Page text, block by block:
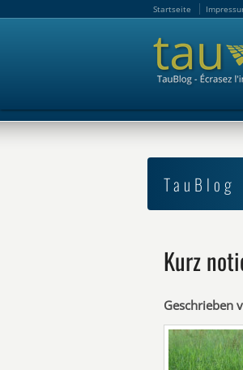
Startseite
TauBlog
Kurz
Geschrieben
Startseite